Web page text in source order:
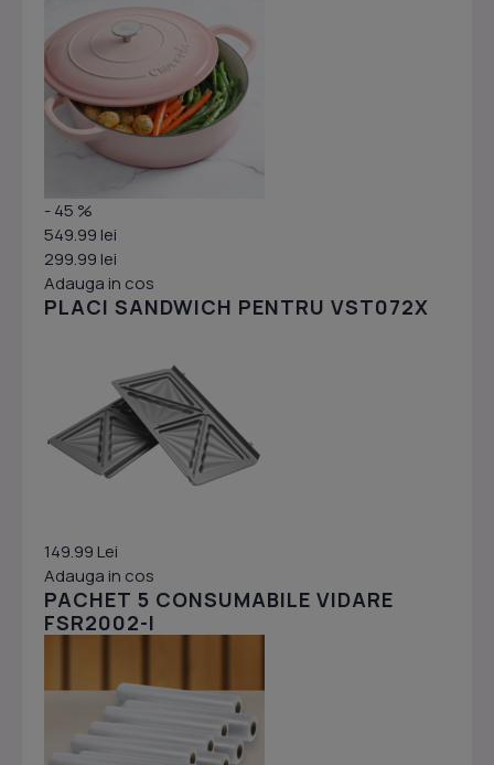
- 45 %
549.99 lei
299.99 lei
Adauga in cos
PLACI SANDWICH PENTRU VST072X
149.99 Lei
Adauga in cos
PACHET 5 CONSUMABILE VIDARE
FSR2002-I